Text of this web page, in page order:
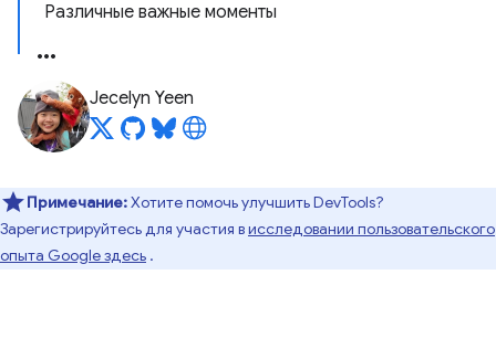
Различные важные моменты
Jecelyn Yeen
Примечание:Хотите помочь улучшить DevTools?
Зарегистрируйтесь для участия висследовании пользовательского
опыта Google здесь .